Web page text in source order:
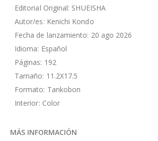
Editorial Original: SHUEISHA
Autor/es: Kenichi Kondo
Fecha de lanzamiento: 20 ago 2026
Idioma: Español
Páginas: 192
Tamaño: 11.2X17.5
Formato: Tankobon
Interior: Color
MÁS INFORMACIÓN